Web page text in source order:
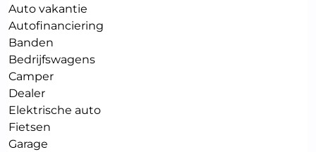
Auto vakantie
Autofinanciering
Banden
Bedrijfswagens
Camper
Dealer
Elektrische auto
Fietsen
Garage